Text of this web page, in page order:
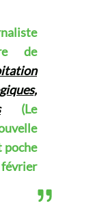
de
(Le
poche